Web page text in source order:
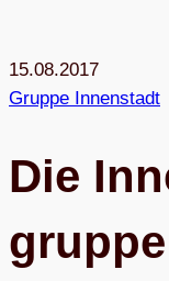
15.08.2017
Gruppe Innenstadt
Die